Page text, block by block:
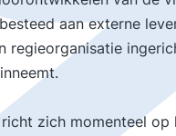
aan externe
regieorganisatie
zich momenteel